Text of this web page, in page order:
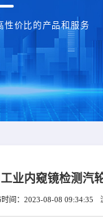
性价比的产品和服务
业内窥镜检测汽
时间：2023-08-08 09:34:35